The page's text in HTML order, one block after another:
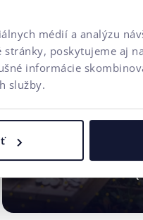
médií a analýzu
poskytujeme aj
informácie
služby.
+221 %
Obrat z Meta Ads
+292 %
Po úspešnom